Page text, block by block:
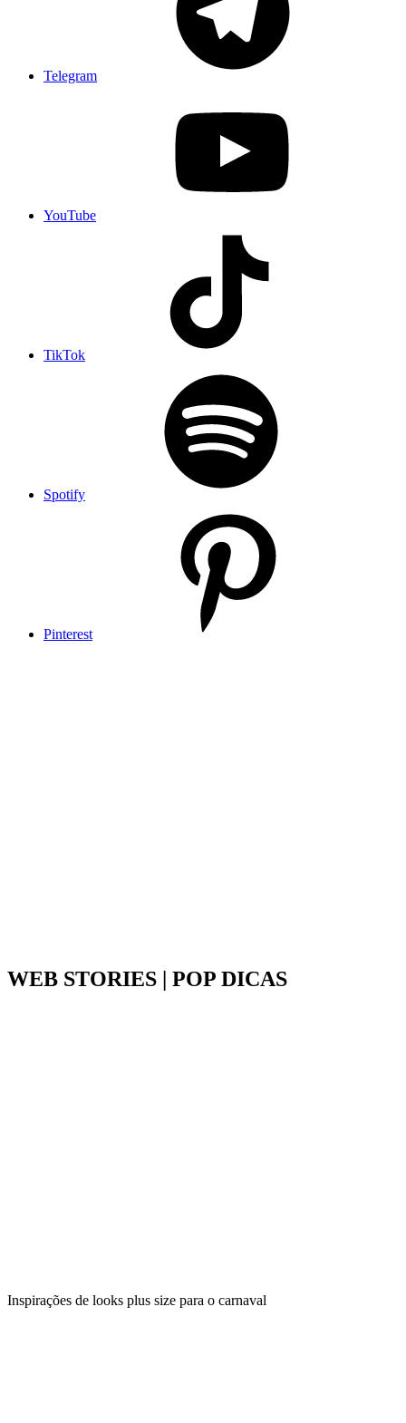
Telegram
YouTube
TikTok
Spotify
Pinterest
WEB STORIES | POP DICAS
Inspirações de looks plus size para o carnaval